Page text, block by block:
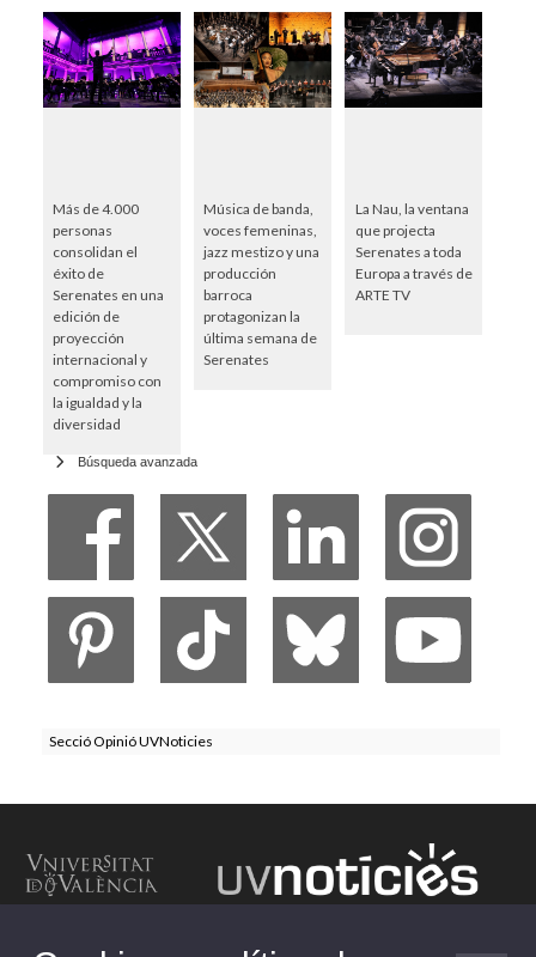
Más de 4.000
personas
consolidan el
éxito de
Serenates en una
edición de
proyección
internacional y
compromiso con
la igualdad y la
diversidad
Música de banda,
voces femeninas,
jazz mestizo y una
producción
barroca
protagonizan la
última semana de
Serenates
La Nau, la ventana
que projecta
Serenates a toda
Europa a través de
ARTE TV
Búsqueda avanzada
Secció Opinió UVNoticies